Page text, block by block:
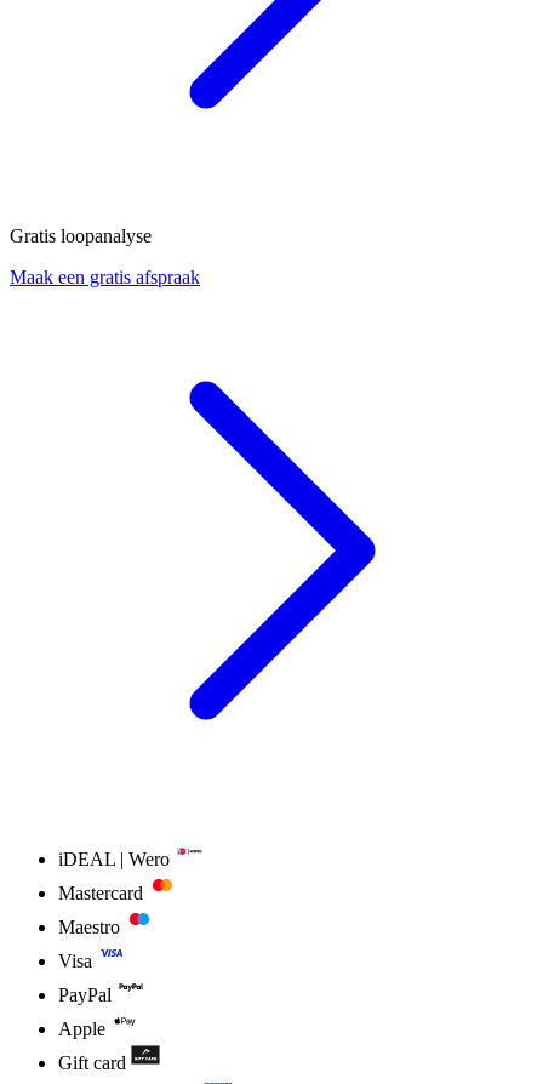
Gratis loopanalyse
Maak een gratis afspraak
iDEAL | Wero
Mastercard
Maestro
Visa
PayPal
Apple
Gift card